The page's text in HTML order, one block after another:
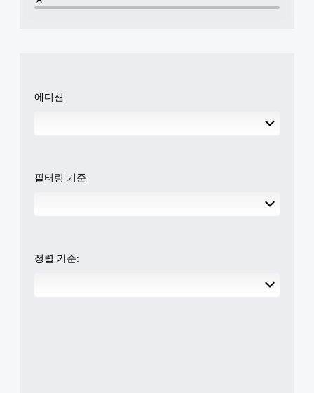
에디션
필터링 기준
정렬 기준: